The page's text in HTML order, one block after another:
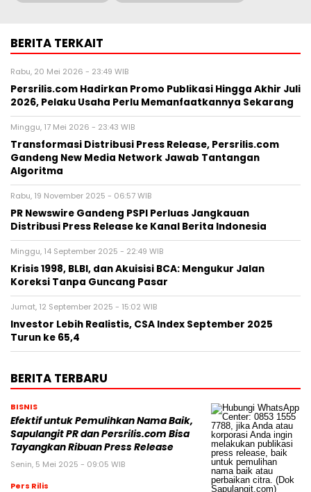
BERITA TERKAIT
Rabu, 20 Mei 2026 - 23:49 WIB
Persrilis.com Hadirkan Promo Publikasi Hingga Akhir Juli
2026, Pelaku Usaha Perlu Memanfaatkannya Sekarang
Minggu, 17 Mei 2026 - 23:43 WIB
Transformasi Distribusi Press Release, Persrilis.com
Gandeng New Media Network Jawab Tantangan
Algoritma
Rabu, 19 November 2025 - 06:57 WIB
PR Newswire Gandeng PSPI Perluas Jangkauan
Distribusi Press Release ke Kanal Berita Indonesia
Minggu, 14 September 2025 - 22:49 WIB
Krisis 1998, BLBI, dan Akuisisi BCA: Mengukur Jalan
Koreksi Tanpa Guncang Pasar
Jumat, 12 September 2025 - 15:02 WIB
Investor Lebih Realistis, CSA Index September 2025
Turun ke 65,4
BERITA TERBARU
BISNIS
Efektif untuk Pemulihkan Nama Baik,
Sapulangit PR dan Persrilis.com Bisa
Tayangkan Ribuan Press Release
Senin, 5 Mei 2025 - 09:05 WIB
Pers Rilis